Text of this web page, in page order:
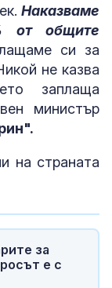
Наказваме
от общите
си за
не казва
заплаща
министър
на страната
за
е с